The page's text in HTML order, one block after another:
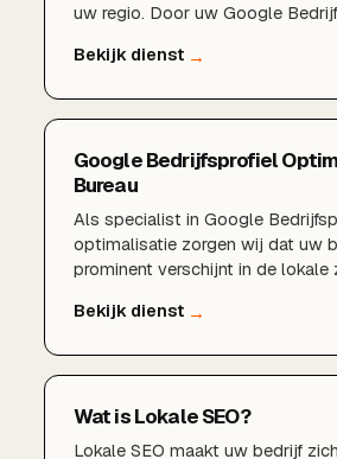
uw regio. Door uw Google
optimaliseren, verschijnt u hoger
Google Bedrijfsprofiel
Bureau
Als specialist in Google
optimalisatie zorgen wij dat uw
prominent verschijnt in de lokale
profiel en sterke reviews tot lokale
Wat is Lokale SEO?
Lokale SEO maakt uw bedrijf